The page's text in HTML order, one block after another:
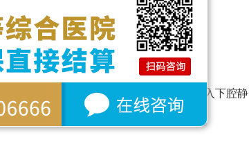
生为大家科普
骨下静脉插入上腔静脉，或经股静脉插入下腔静